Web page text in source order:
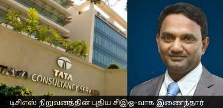
டிசிஎஸ் நிறுவனத்தின் புதிய சிஇஓ-வாக இணைந்தார்
டிசிஎஸ் நிறுவனத்தின்
புதிய சிஇஓ
கிருத்திவாசன்.. யார்
இவர்?
எழுதியவர் Prasanna Venkatesh Jun 01, 2023 04:57 pm
செய்தி முன்னோட்டம்